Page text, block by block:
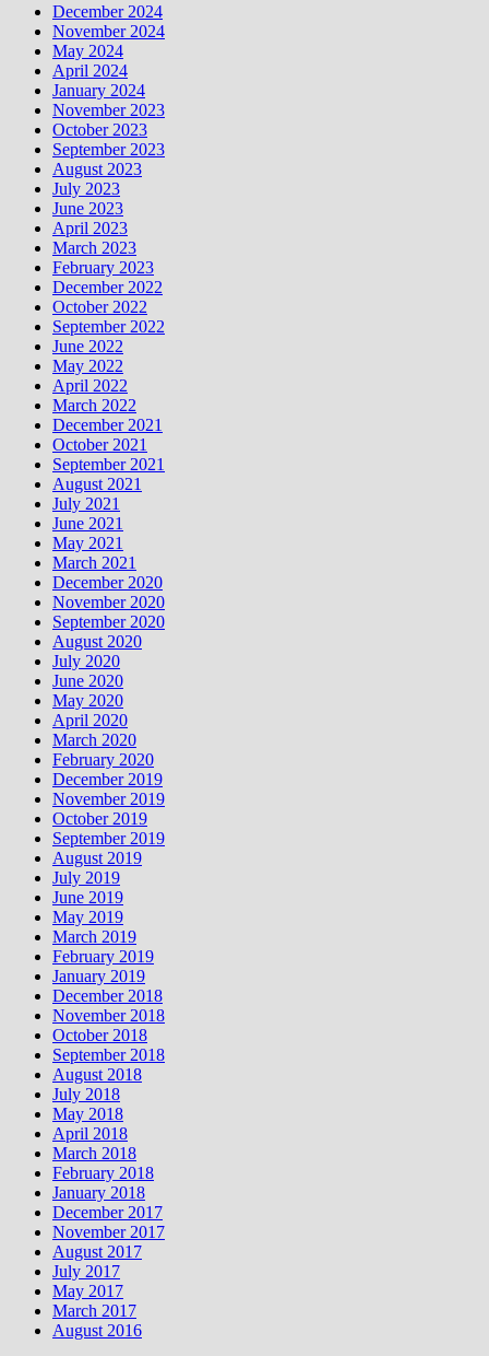
December 2024
November 2024
May 2024
April 2024
January 2024
November 2023
October 2023
September 2023
August 2023
July 2023
June 2023
April 2023
March 2023
February 2023
December 2022
October 2022
September 2022
June 2022
May 2022
April 2022
March 2022
December 2021
October 2021
September 2021
August 2021
July 2021
June 2021
May 2021
March 2021
December 2020
November 2020
September 2020
August 2020
July 2020
June 2020
May 2020
April 2020
March 2020
February 2020
December 2019
November 2019
October 2019
September 2019
August 2019
July 2019
June 2019
May 2019
March 2019
February 2019
January 2019
December 2018
November 2018
October 2018
September 2018
August 2018
July 2018
May 2018
April 2018
March 2018
February 2018
January 2018
December 2017
November 2017
August 2017
July 2017
May 2017
March 2017
August 2016